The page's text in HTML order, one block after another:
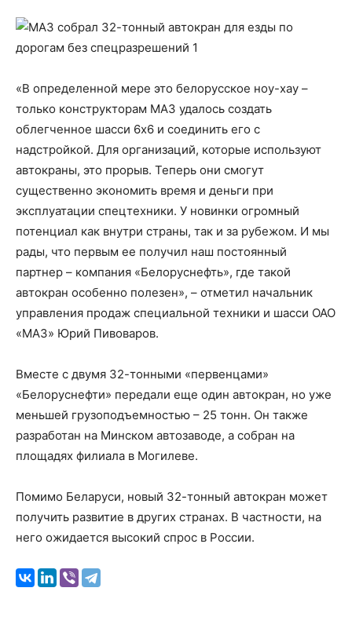
«В определенной мере это белорусское ноу-хау –
только конструкторам МАЗ удалось создать
облегченное шасси 6х6 и соединить его с
надстройкой. Для организаций, которые используют
автокраны, это прорыв. Теперь они смогут
существенно экономить время и деньги при
эксплуатации спецтехники. У новинки огромный
потенциал как внутри страны, так и за рубежом. И мы
рады, что первым ее получил наш постоянный
партнер – компания «Белоруснефть», где такой
автокран особенно полезен», – отметил начальник
управления продаж специальной техники и шасси ОАО
«МАЗ» Юрий Пивоваров.
Вместе с двумя 32-тонными «первенцами»
«Белоруснефти» передали еще один автокран, но уже
меньшей грузоподъемностью – 25 тонн. Он также
разработан на Минском автозаводе, а собран на
площадях филиала в Могилеве.
Помимо Беларуси, новый 32-тонный автокран может
получить развитие в других странах. В частности, на
него ожидается высокий спрос в России.